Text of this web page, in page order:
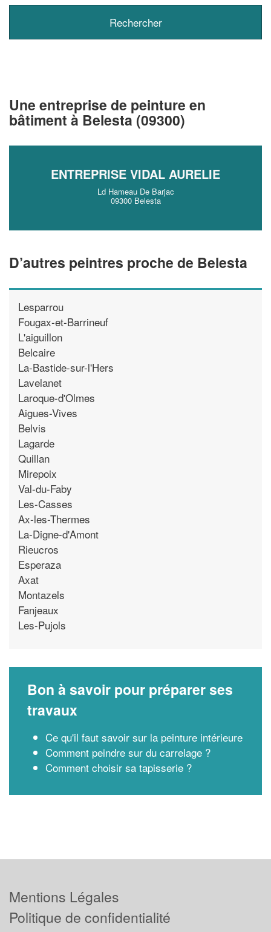
Une entreprise de peinture en
bâtiment à Belesta (09300)
ENTREPRISE VIDAL AURELIE
Ld Hameau De Barjac
09300 Belesta
D’autres peintres proche de Belesta
Lesparrou
Fougax-et-Barrineuf
L'aiguillon
Belcaire
La-Bastide-sur-l'Hers
Lavelanet
Laroque-d'Olmes
Aigues-Vives
Belvis
Lagarde
Quillan
Mirepoix
Val-du-Faby
Les-Casses
Ax-les-Thermes
La-Digne-d'Amont
Rieucros
Esperaza
Axat
Montazels
Fanjeaux
Les-Pujols
Bon à savoir pour préparer ses
travaux
Ce qu'il faut savoir sur la peinture intérieure
Comment peindre sur du carrelage ?
Comment choisir sa tapisserie ?
✕
Augmentez votre
vosmargestout en gagnant
nouveaux clients
Mentions Légales
Politique de confidentialité